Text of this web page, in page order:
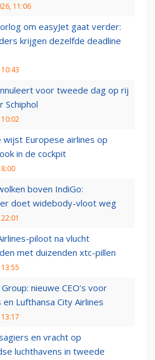
11:06
om easyJet gaat verder:
krijgen dezelfde deadline
voor tweede dag op rij
Schiphol
wijst Europese airlines op
in de cockpit
boven IndiGo:
doet widebody-vloot weg
piloot na vlucht
met duizenden xtc-pillen
nieuwe CEO’s voor
en Lufthansa City Airlines
en vracht op
luchthavens in tweede